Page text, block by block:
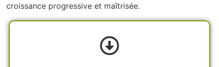
croissance progressive et maîtrisée.